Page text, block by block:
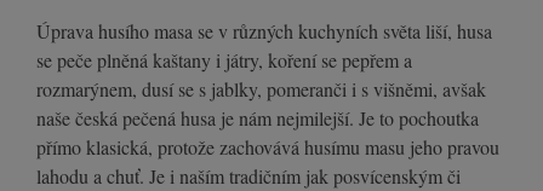
Úprava husího masa se v různých kuchyních světa liší, husa
se peče plněná kaštany i játry, koření se pepřem a
rozmarýnem, dusí se s jablky, pomeranči i s višněmi, avšak
naše česká pečená husa je nám nejmilejší. Je to pochoutka
přímo klasická, protože zachovává husímu masu jeho pravou
lahodu a chuť. Je i naším tradičním jak posvícenským či